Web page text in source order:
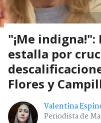
"¡Me
estalla por
Flores y
Valentina
Periodista de